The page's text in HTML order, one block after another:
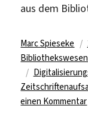
aus dem
Autor
Marc Spieseke
Bibliothekswesen
Schlagwörter
einen Kommentar